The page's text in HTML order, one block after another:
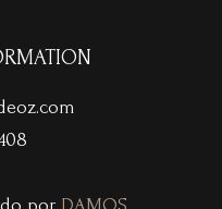
por DAMOS